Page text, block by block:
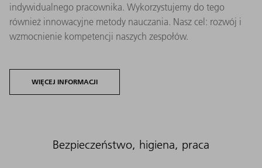
indywidualnego pracownika. Wykorzystujemy do tego
również innowacyjne metody nauczania. Nasz cel: rozwój i
wzmocnienie kompetencji naszych zespołów.
WIĘCEJ INFORMACJI
Bezpieczeństwo, higiena, praca